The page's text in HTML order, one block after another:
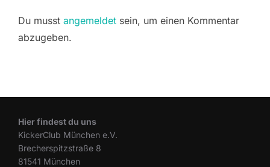
Du musst angemeldet sein, um einen Kommentar
abzugeben.
Hier findest du uns
KickerClub München e.V.
Brecherspitzstraße 8
81541 München